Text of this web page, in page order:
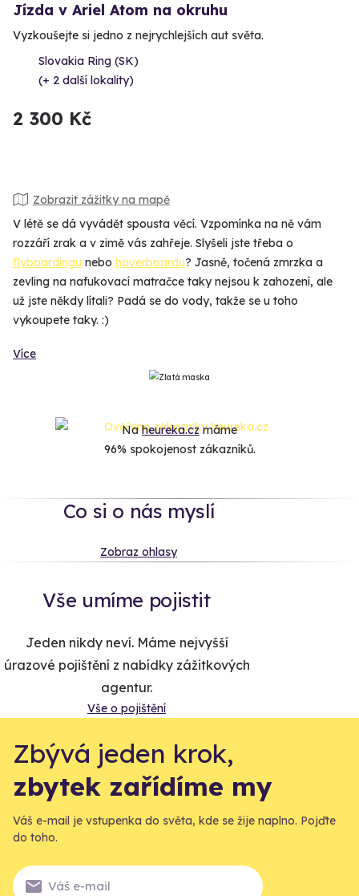
Jízda v Ariel Atom na okruhu
Vyzkoušejte si jedno z nejrychlejších aut světa.
Slovakia Ring (SK)
(+ 2 další lokality)
2 300 Kč
Zobrazit zážitky na mapě
V létě se dá vyvádět spousta věcí. Vzpomínka na ně vám
rozzáří zrak a v zimě vás zahřeje. Slyšeli jste třeba o
flyboardingu nebo hoverboardu? Jasně, točená zmrzka a
zevling na nafukovací matračce taky nejsou k zahození, ale
už jste někdy lítali? Padá se do vody, takže se u toho
vykoupete taky. :)
Více
Naheureka.czmáme
96% spokojenost zákazníků.
Co si o nás myslí
Zobraz ohlasy
Vše umíme pojistit
Jeden nikdy neví. Máme nejvyšší
úrazové pojištění z nabídky zážitkových
agentur.
Vše o pojištění
Zbývá jeden krok,
zbytek zařídíme my
Váš e-mail je vstupenka do světa, kde se žije naplno. Pojďte
do toho.